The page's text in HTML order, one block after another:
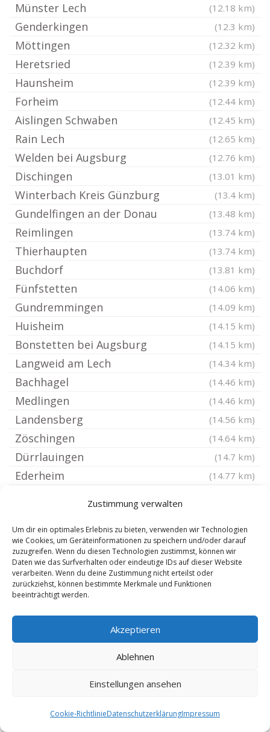
Zustimmung verwalten
Um dir ein optimales Erlebnis zu bieten, verwenden wir Technologien
wie Cookies, um Geräteinformationen zu speichern und/oder darauf
zuzugreifen. Wenn du diesen Technologien zustimmst, können wir
Daten wie das Surfverhalten oder eindeutige IDs auf dieser Website
verarbeiten. Wenn du deine Zustimmung nicht erteilst oder
zurückziehst, können bestimmte Merkmale und Funktionen
beeinträchtigt werden.
Akzeptieren
Ablehnen
Einstellungen ansehen
Cookie-RichtlinieDatenschutzerklärungImpressum
Münster Lech (12.18 km)
Genderkingen (12.3 km)
Möttingen (12.32 km)
Heretsried (12.39 km)
Haunsheim (12.39 km)
Forheim (12.44 km)
Aislingen Schwaben (12.45 km)
Rain Lech (12.65 km)
Welden bei Augsburg (12.76 km)
Dischingen (13.01 km)
Winterbach Kreis Günzburg (13.4 km)
Gundelfingen an der Donau (13.48 km)
Reimlingen (13.74 km)
Thierhaupten (13.74 km)
Buchdorf (13.81 km)
Fünfstetten (14.06 km)
Gundremmingen (14.09 km)
Huisheim (14.15 km)
Bonstetten bei Augsburg (14.15 km)
Langweid am Lech (14.34 km)
Bachhagel (14.46 km)
Medlingen (14.46 km)
Landensberg (14.56 km)
Zöschingen (14.64 km)
Dürrlauingen (14.7 km)
Ederheim (14.77 km)
Bächingen an der Brenz
Alerheim (14.99 km)
Gablingen (15.19 km)
Neresheim (15.23 km)
Holzheim bei Rain Lech (15.25 km)
Adelsried bei Augsburg
Baar Schwaben (15.62 km)
Offingen Donau
Haldenwang Kreis Günzburg (16.17 km)